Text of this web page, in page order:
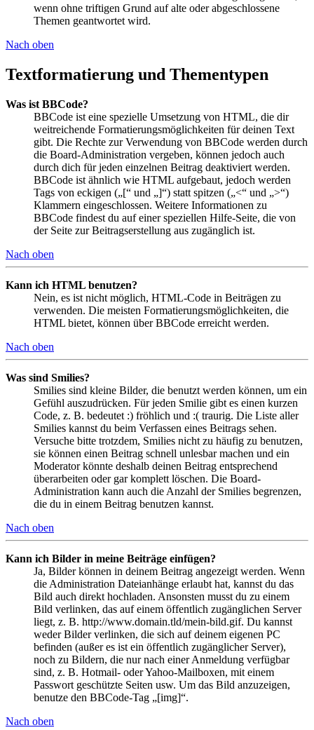
wenn ohne triftigen Grund auf alte oder abgeschlossene
Themen geantwortet wird.
Nach oben
Textformatierung und Thementypen
Was ist BBCode?
BBCode ist eine spezielle Umsetzung von HTML, die dir
weitreichende Formatierungsmöglichkeiten für deinen Text
gibt. Die Rechte zur Verwendung von BBCode werden durch
die Board-Administration vergeben, können jedoch auch
durch dich für jeden einzelnen Beitrag deaktiviert werden.
BBCode ist ähnlich wie HTML aufgebaut, jedoch werden
Tags von eckigen („[“ und „]“) statt spitzen („<“ und „>“)
Klammern eingeschlossen. Weitere Informationen zu
BBCode findest du auf einer speziellen Hilfe-Seite, die von
der Seite zur Beitragserstellung aus zugänglich ist.
Nach oben
Kann ich HTML benutzen?
Nein, es ist nicht möglich, HTML-Code in Beiträgen zu
verwenden. Die meisten Formatierungsmöglichkeiten, die
HTML bietet, können über BBCode erreicht werden.
Nach oben
Was sind Smilies?
Smilies sind kleine Bilder, die benutzt werden können, um ein
Gefühl auszudrücken. Für jeden Smilie gibt es einen kurzen
Code, z. B. bedeutet :) fröhlich und :( traurig. Die Liste aller
Smilies kannst du beim Verfassen eines Beitrags sehen.
Versuche bitte trotzdem, Smilies nicht zu häufig zu benutzen,
sie können einen Beitrag schnell unlesbar machen und ein
Moderator könnte deshalb deinen Beitrag entsprechend
überarbeiten oder gar komplett löschen. Die Board-
Administration kann auch die Anzahl der Smilies begrenzen,
die du in einem Beitrag benutzen kannst.
Nach oben
Kann ich Bilder in meine Beiträge einfügen?
Ja, Bilder können in deinem Beitrag angezeigt werden. Wenn
die Administration Dateianhänge erlaubt hat, kannst du das
Bild auch direkt hochladen. Ansonsten musst du zu einem
Bild verlinken, das auf einem öffentlich zugänglichen Server
liegt, z. B. http://www.domain.tld/mein-bild.gif. Du kannst
weder Bilder verlinken, die sich auf deinem eigenen PC
befinden (außer es ist ein öffentlich zugänglicher Server),
noch zu Bildern, die nur nach einer Anmeldung verfügbar
sind, z. B. Hotmail- oder Yahoo-Mailboxen, mit einem
Passwort geschützte Seiten usw. Um das Bild anzuzeigen,
benutze den BBCode-Tag „[img]“.
Nach oben